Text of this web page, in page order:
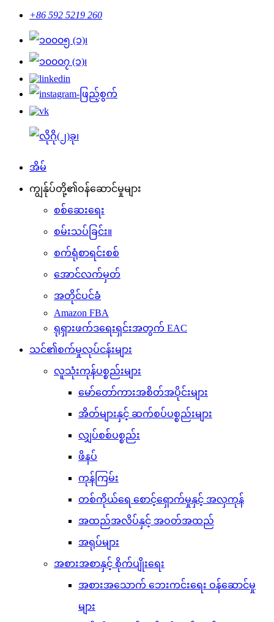
+86 592 5219 260
အိမ်
ကျွန်ုပ်တို့၏ဝန်ဆောင်မှုများ
စစ်ဆေးရေး
စမ်းသပ်ခြင်း။
စက်ရုံစာရင်းစစ်
အောင်လက်မှတ်
အတိုင်ပင်ခံ
Amazon FBA
ရုရှားဖက်ဒရေးရှင်းအတွက် EAC
သင်၏စက်မှုလုပ်ငန်းများ
လူသုံးကုန်ပစ္စည်းများ
မော်တော်ကားအစိတ်အပိုင်းများ
အိတ်များနှင့် ဆက်စပ်ပစ္စည်းများ
လျှပ်စစ်ပစ္စည်း
ဖိနပ်
ကုန်ကြမ်း
တစ်ကိုယ်ရေ စောင့်ရှောက်မှုနှင့် အလှကုန်
အထည်အလိပ်နှင့် အဝတ်အထည်
အရုပ်များ
အစားအစာနှင့် စိုက်ပျိုးရေး
အစားအသောက် ဘေးကင်းရေး ဝန်ဆောင်မှု
များ